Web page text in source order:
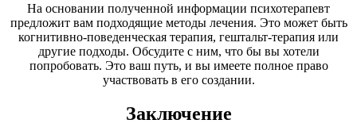
На основании полученной информации психотерапевт
предложит вам подходящие методы лечения. Это может быть
когнитивно-поведенческая терапия, гештальт-терапия или
другие подходы. Обсудите с ним, что бы вы хотели
попробовать. Это ваш путь, и вы имеете полное право
участвовать в его создании.
Заключение